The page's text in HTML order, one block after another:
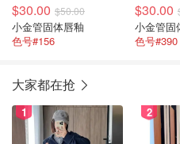
$30.00 $50.00
小金管 固体唇釉
色号#156
$30.00
小金管 固
色号#390
大家都在抢
1 2